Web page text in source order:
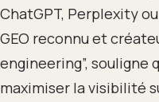
ChatGPT, Perplexity
GEO reconnu et
engineering”, souligne
maximiser la visibilité